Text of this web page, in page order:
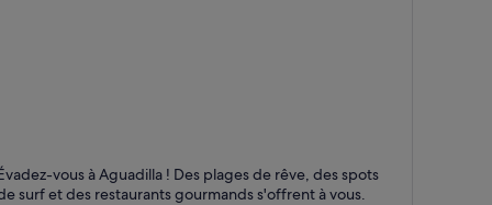
Plages et Familial
vous à Aguadilla ! Des plages de rêve, des spots
surf et des restaurants gourmands s'offrent à vous.